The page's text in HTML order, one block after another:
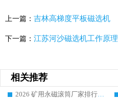
上一篇： 吉林高梯度平板磁选机
下一篇： 江苏河沙磁选机工作原理
相关推荐
2026 矿用永磁滚筒厂家排行榜选购干货指南 行业口碑标杆华体会手机网页版-华体会(中国) 实力出众